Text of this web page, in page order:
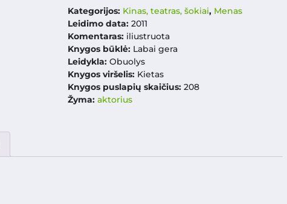
Kategorijos: Kinas, teatras, šokiai, Menas
Leidimo data:2011
Komentaras: iliustruota
Knygos būklė: Labai gera
Leidykla:Obuolys
Knygos viršelis: Kietas
Knygos puslapių skaičius: 208
Žyma: aktorius